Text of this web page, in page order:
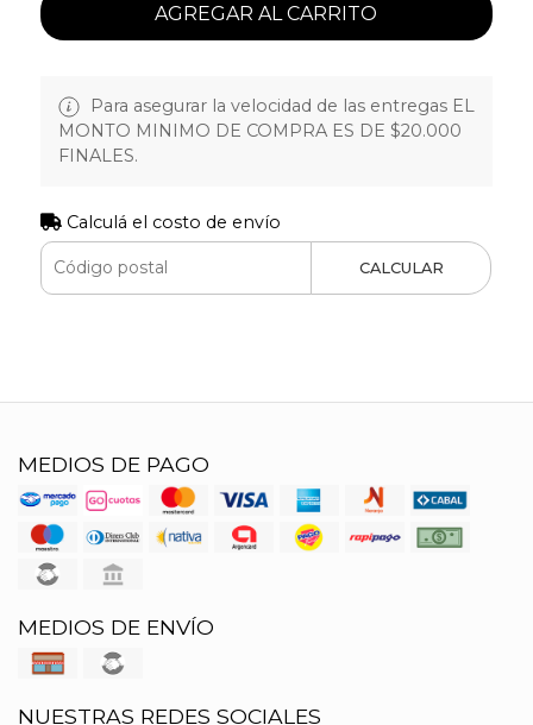
AGREGAR AL CARRITO
Para asegurar la velocidad de las entregas EL
MONTO MINIMO DE COMPRA ES DE $20.000
FINALES.
Calculá el costo de envío
CALCULAR
MEDIOS DE PAGO
MEDIOS DE ENVÍO
NUESTRAS REDES SOCIALES